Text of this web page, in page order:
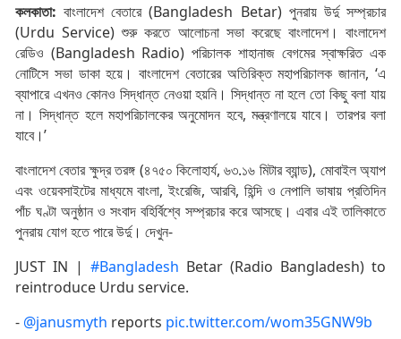
কলকাতা: বাংলাদেশ বেতারে (Bangladesh Betar) পুনরায় উর্দু সম্প্রচার
(Urdu Service) শুরু করতে আলোচনা সভা করেছে বাংলাদেশ। বাংলাদেশ
রেডিও (Bangladesh Radio) পরিচালক শাহানাজ বেগমের স্বাক্ষরিত এক
নোটিসে সভা ডাকা হয়ে। বাংলাদেশ বেতারের অতিরিক্ত মহাপরিচালক জানান, ‘এ
ব্যাপারে এখনও কোনও সিদ্ধান্ত নেওয়া হয়নি। সিদ্ধান্ত না হলে তো কিছু বলা যায়
না। সিদ্ধান্ত হলে মহাপরিচালকের অনুমোদন হবে, মন্ত্রণালয়ে যাবে। তারপর বলা
যাবে।’
বাংলাদেশ বেতার ক্ষুদ্র তরঙ্গ (৪৭৫০ কিলোহার্য, ৬৩.১৬ মিটার ব্যান্ড), মোবাইল অ্যাপ
এবং ওয়েবসাইটের মাধ্যমে বাংলা, ইংরেজি, আরবি, হিন্দি ও নেপালি ভাষায় প্রতিদিন
পাঁচ ঘণ্টা অনুষ্ঠান ও সংবাদ বহির্বিশ্বে সম্প্রচার করে আসছে। এবার এই তালিকাতে
পুনরায় যোগ হতে পারে উর্দু। দেখুন-
JUST IN | #Bangladesh Betar (Radio Bangladesh) to
reintroduce Urdu service.
- @janusmyth reports pic.twitter.com/wom35GNW9b